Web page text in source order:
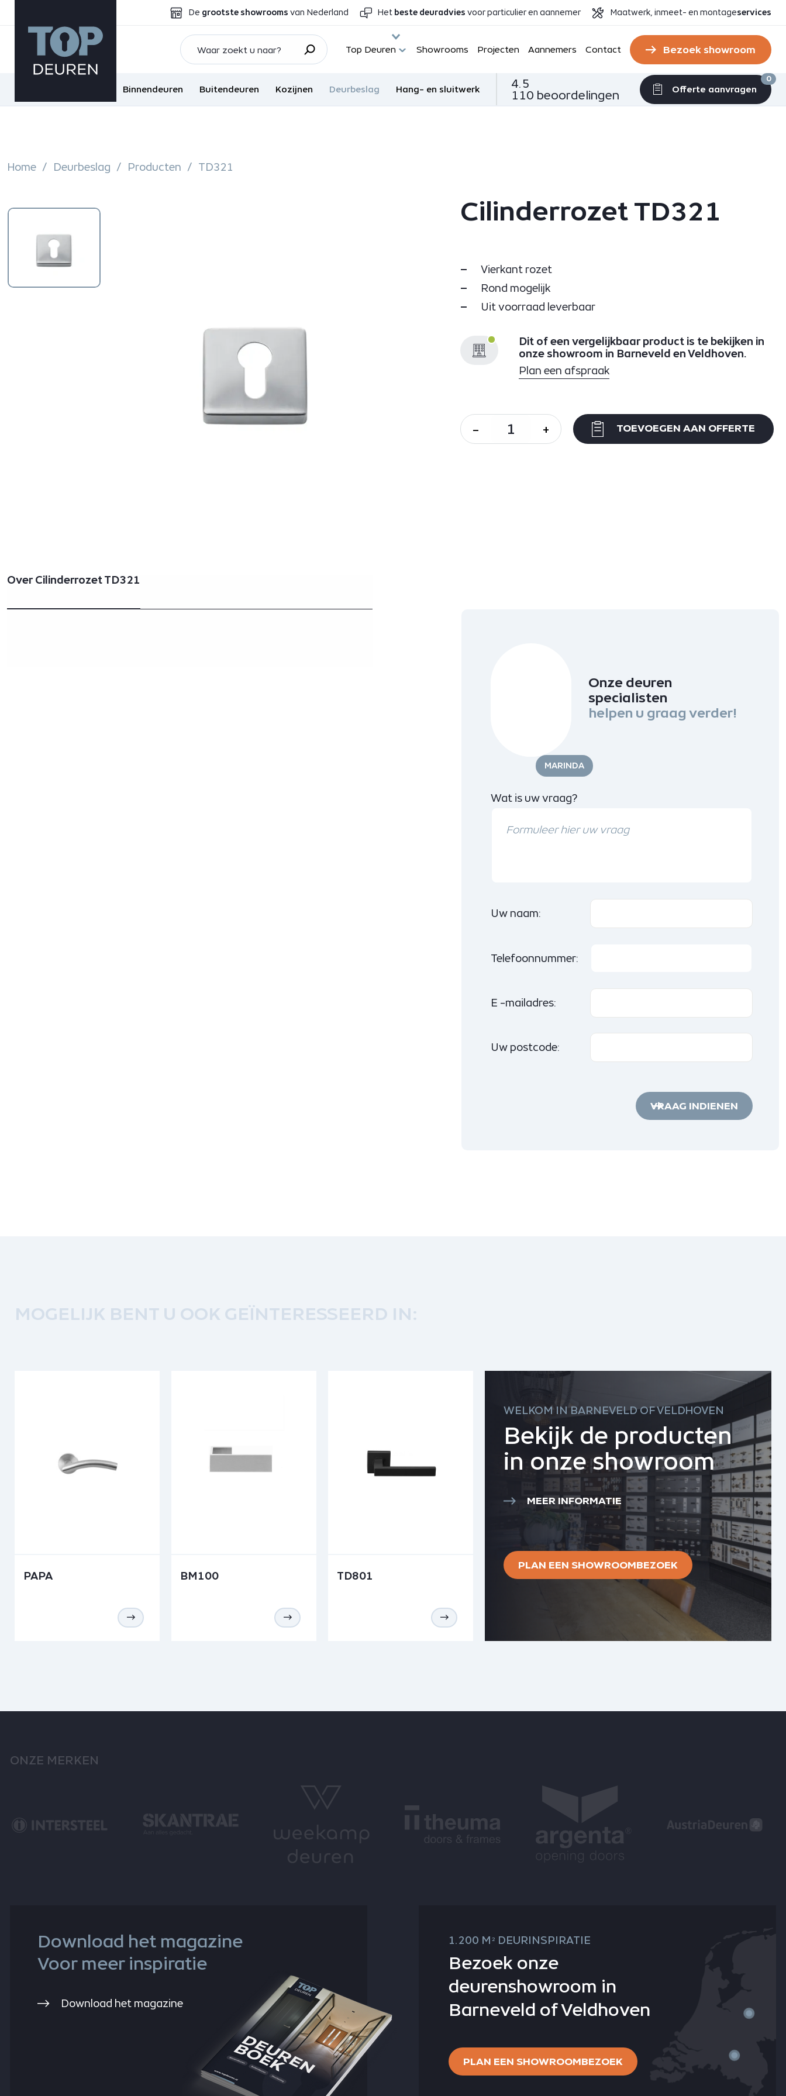
De grootste showrooms van Nederland Het beste deuradvies voor particulier en aannemer Maatwerk, inmeet- en montageservices
Top Deuren Showrooms Projecten Aannemers Contact Bezoek showroom
Binnendeuren Buitendeuren Kozijnen Deurbeslag Hang- en sluitwerk
4.5
110 beoordelingen
Offerte aanvragen
0
Home Deurbeslag Producten TD321
Cilinderrozet TD321
Vierkant rozet
Rond mogelijk
Uit voorraad leverbaar
Dit of een vergelijkbaar product is te bekijken in
onze showroom in Barneveld en Veldhoven.
Plan een afspraak
- + TOEVOEGEN AAN OFFERTE
Over Cilinderrozet TD321
MARINDA
Onze deuren
specialisten
helpen u graag verder!
Wat is uw vraag?
Uw naam:
Telefoonnummer:
E -mailadres:
Uw postcode:
VRAAG INDIENEN
MOGELIJK BENT U OOK GEÏNTERESSEERD IN:
PAPA BM100 TD801
WELKOM IN BARNEVELD OF VELDHOVEN
Bekijk de producten
in onze showroom
MEER INFORMATIE
PLAN EEN SHOWROOMBEZOEK
ONZE MERKEN
Download het magazine
Voor meer inspiratie
Download het magazine
1.200 M 2 DEURINSPIRATIE
Bezoek onze
deurenshowroom in
Barneveld of Veldhoven
PLAN EEN SHOWROOMBEZOEK